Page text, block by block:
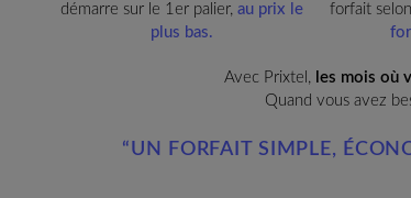
démarre sur le 1er palier, au prix le
plus bas.
forfait
Avec Prixtel, les mois où
Quand vous avez
“UN FORFAIT SIMPLE,